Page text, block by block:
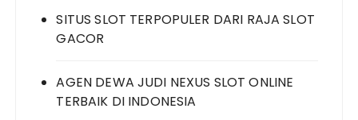
SITUS SLOT TERPOPULER DARI RAJA SLOT
GACOR
AGEN DEWA JUDI NEXUS SLOT ONLINE
TERBAIK DI INDONESIA